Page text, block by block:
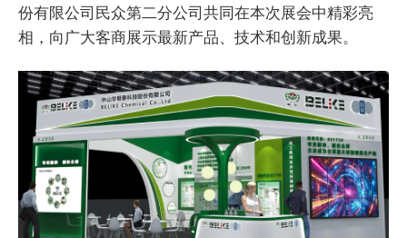
份有限公司民众第二分公司共同在本次展会中精彩亮
相，向广大客商展示最新产品、技术和创新成果。